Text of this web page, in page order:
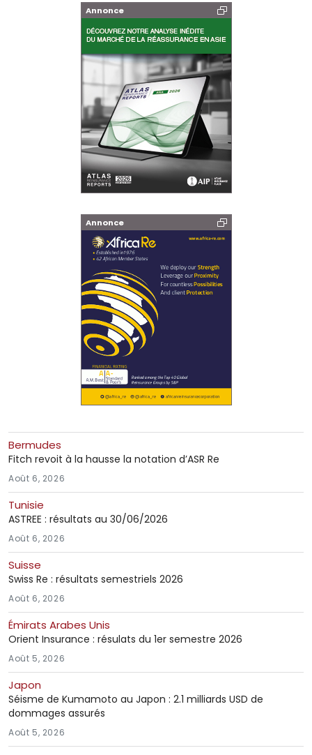
Annonce
Annonce
Bermudes
Fitch revoit à la hausse la notation d’ASR Re
Août 6, 2026
Tunisie
ASTREE : résultats au 30/06/2026
Août 6, 2026
Suisse
Swiss Re : résultats semestriels 2026
Août 6, 2026
Émirats Arabes Unis
Orient Insurance : résulats du 1er semestre 2026
Août 5, 2026
Japon
Séisme de Kumamoto au Japon : 2.1 milliards USD de
dommages assurés
Août 5, 2026